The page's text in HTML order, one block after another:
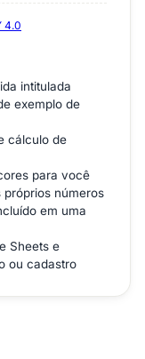
4.0
intitulada
exemplo de
cálculo de
para você
próprios números
em uma
Sheets e
ou cadastro